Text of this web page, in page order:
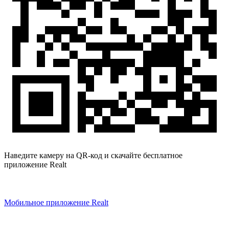
Наведите камеру на QR-код и скачайте бесплатное
приложение Realt
Мобильное приложение Realt